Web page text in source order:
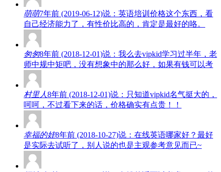
萌萌7年前 (2019-06-12)说：英语培训价格这个东西，看
自己经济能力了，有性价比高的，肯定是最好的咯。
匆匆8年前 (2018-12-01)说：我么去vipkid学习过半年，老
师中规中矩吧，没有想象中的那么好，如果有钱可以考
村里人8年前 (2018-12-01)说：只知道vipkid名气挺大的，
呵呵，不过看下来的话，价格确实有点贵！！
幸福的娃8年前 (2018-10-27)说：在线英语哪家好？最好
是实际去试听了，别人说的也是主观参考意见而已~